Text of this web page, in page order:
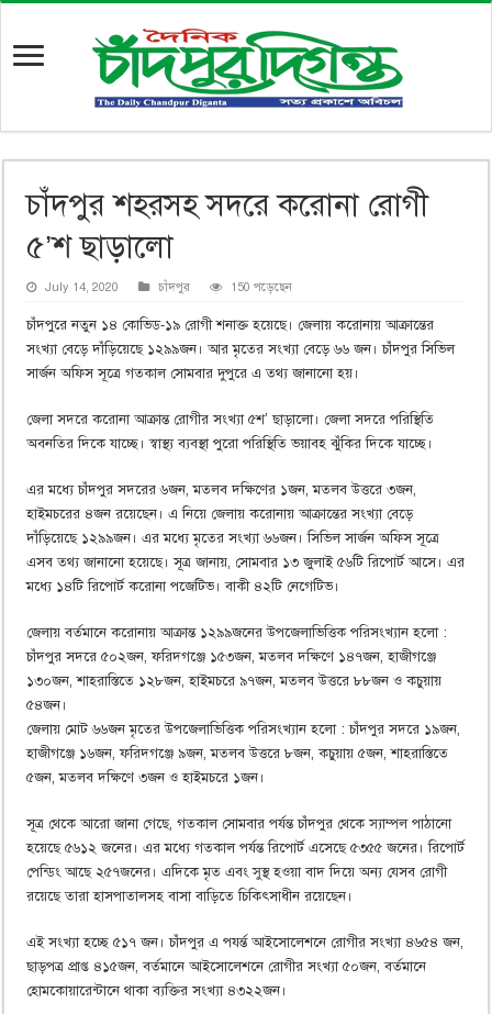
চাঁদপুর শহরসহ সদরে করোনা রোগী
৫’শ ছাড়ালো
July 14, 2020 চাঁদপুর 150 পড়েছেন
চাঁদপুরে নতুন ১৪ কোভিড-১৯ রোগী শনাক্ত হয়েছে। জেলায় করোনায় আক্রান্তের
সংখ্যা বেড়ে দাঁড়িয়েছে ১২৯৯জন। আর মৃতের সংখ্যা বেড়ে ৬৬ জন। চাঁদপুর সিভিল
সার্জন অফিস সূত্রে গতকাল সোমবার দুপুরে এ তথ্য জানানো হয়।
জেলা সদরে করোনা আক্রান্ত রোগীর সংখ্যা ৫শ’ ছাড়ালো। জেলা সদরে পরিস্থিতি
অবনতির দিকে যাচ্ছে। স্বাস্থ্য ব্যবস্থা পুরো পরিস্থিতি ভয়াবহ ঝুঁকির দিকে যাচ্ছে।
এর মধ্যে চাঁদপুর সদরের ৬জন, মতলব দক্ষিণের ১জন, মতলব উত্তরে ৩জন,
হাইমচরের ৪জন রয়েছেন। এ নিয়ে জেলায় করোনায় আক্রান্তের সংখ্যা বেড়ে
দাঁড়িয়েছে ১২৯৯জন। এর মধ্যে মৃতের সংখ্যা ৬৬জন। সিভিল সার্জন অফিস সূত্রে
এসব তথ্য জানানো হয়েছে। সূত্র জানায়, সোমবার ১৩ জুলাই ৫৬টি রিপোর্ট আসে। এর
মধ্যে ১৪টি রিপোর্ট করোনা পজেটিভ। বাকী ৪২টি নেগেটিভ।
জেলায় বর্তমানে করোনায় আক্রান্ত ১২৯৯জনের উপজেলাভিত্তিক পরিসংখ্যান হলো :
চাঁদপুর সদরে ৫০২জন, ফরিদগঞ্জে ১৫৩জন, মতলব দক্ষিণে ১৪৭জন, হাজীগঞ্জে
১৩০জন, শাহরাস্তিতে ১২৮জন, হাইমচরে ৯৭জন, মতলব উত্তরে ৮৮জন ও কচুয়ায়
৫৪জন।
জেলায় মোট ৬৬জন মৃতের উপজেলাভিত্তিক পরিসংখ্যান হলো : চাঁদপুর সদরে ১৯জন,
হাজীগঞ্জে ১৬জন, ফরিদগঞ্জে ৯জন, মতলব উত্তরে ৮জন, কচুয়ায় ৫জন, শাহরাস্তিতে
৫জন, মতলব দক্ষিণে ৩জন ও হাইমচরে ১জন।
সূত্র থেকে আরো জানা গেছে, গতকাল সোমবার পর্যন্ত চাঁদপুর থেকে স্যাম্পল পাঠানো
হয়েছে ৫৬১২ জনের। এর মধ্যে গতকাল পর্যন্ত রিপোর্ট এসেছে ৫৩৫৫ জনের। রিপোর্ট
পেন্ডিং আছে ২৫৭জনের। এদিকে মৃত এবং সুস্থ হওয়া বাদ দিয়ে অন্য যেসব রোগী
রয়েছে তারা হাসপাতালসহ বাসা বাড়িতে চিকিৎসাধীন রয়েছেন।
এই সংখ্যা হচ্ছে ৫১৭ জন। চাঁদপুর এ পযর্ন্ত আইসোলেশনে রোগীর সংখ্যা ৪৬৫৪ জন,
ছাড়পত্র প্রাপ্ত ৪১৫জন, বর্তমানে আইসোলেশনে রোগীর সংখ্যা ৫০জন, বর্তমানে
হোমকোয়ারেন্টানে থাকা ব্যক্তির সংখ্যা ৪৩২২জন।